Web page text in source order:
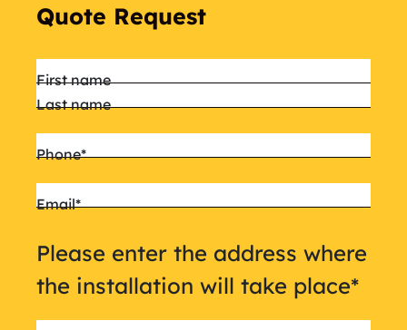
Quote Request
Name*
First name
Last name
Phone*
Email*
Please enter the address where
the installation will take place*